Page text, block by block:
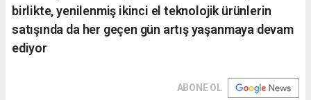
birlikte, yenilenmiş ikinci el teknolojik ürünlerin
satışında da her geçen gün artış yaşanmaya devam
ediyor
ABONE OL